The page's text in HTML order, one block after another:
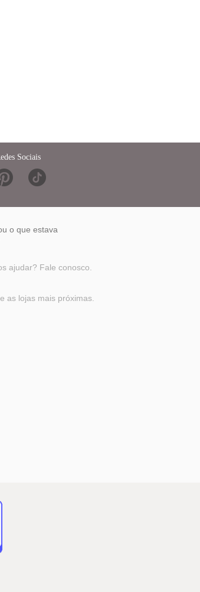
Sociais
o que estava
ajudar? Fale conosco.
as lojas mais próximas.